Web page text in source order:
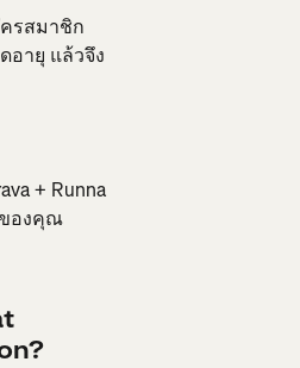
รสมาชิก
ายุ แล้วจึง
+ Runna
ของคุณ